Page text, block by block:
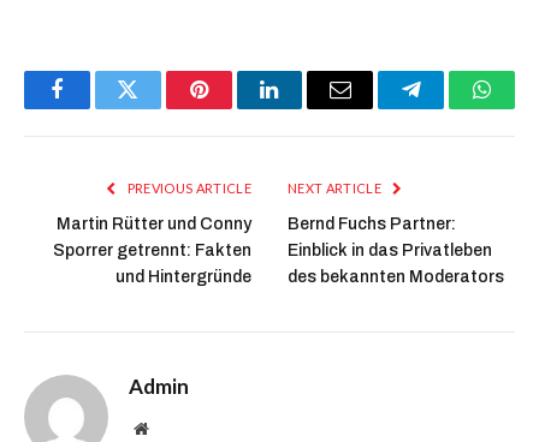
FacebookTwitter PinterestLinkedInEmail Telegram
PREVIOUS ARTICLE
Martin Rütter und Conny
Sporrer getrennt: Fakten
und Hintergründe
NEXT ARTICLE
Bernd Fuchs Partner:
Einblick in das Privatleben
des bekannten Moderators
Admin
Website